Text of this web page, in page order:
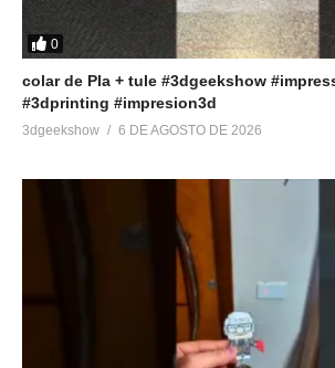
Octoprint
8 de setembro de 2018
0
colar de Pla + tule #3dgeekshow
#3dprinting #impresion3d
3dgeekshow 6 DE AGOSTO DE 2026